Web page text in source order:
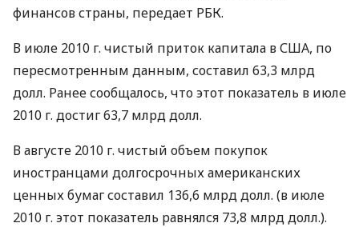
финансов страны, передает РБК.
В июле 2010 г. чистый приток капитала в США, по
пересмотренным данным, составил 63,3 млрд
долл. Ранее сообщалось, что этот показатель в июле
2010 г. достиг 63,7 млрд долл.
В августе 2010 г. чистый объем покупок
иностранцами долгосрочных американских
ценных бумаг составил 136,6 млрд долл. (в июле
2010 г. этот показатель равнялся 73,8 млрд долл.).